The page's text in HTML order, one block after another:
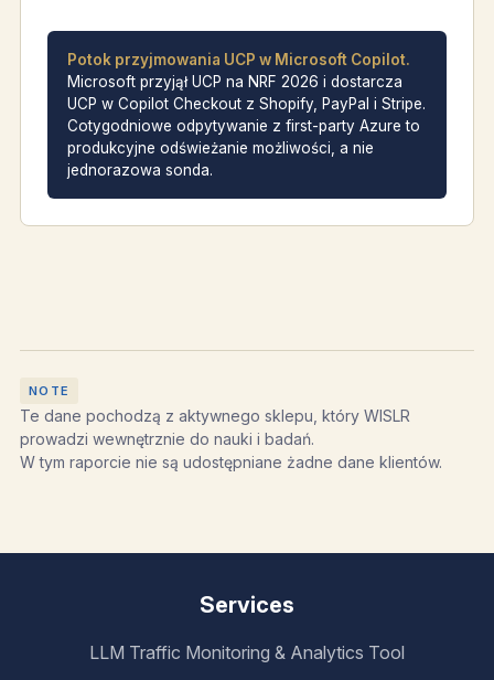
Potok przyjmowania UCP w Microsoft Copilot.
Microsoft przyjął UCP na NRF 2026 i dostarcza
UCP w Copilot Checkout z Shopify, PayPal i Stripe.
Cotygodniowe odpytywanie z first-party Azure to
produkcyjne odświeżanie możliwości, a nie
jednorazowa sonda.
Te dane pochodzą z aktywnego sklepu, który WISLR
prowadzi wewnętrznie do nauki i badań.
W tym raporcie nie są udostępniane żadne dane klientów.
Services
LLM Traffic Monitoring & Analytics Tool